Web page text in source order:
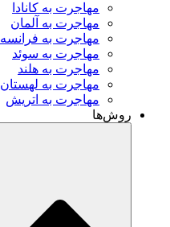
مهاجرت به کانادا
مهاجرت به آلمان
مهاجرت به فرانسه
مهاجرت به سوئد
مهاجرت به هلند
مهاجرت به لهستان
مهاجرت به اتریش
روش‌ها